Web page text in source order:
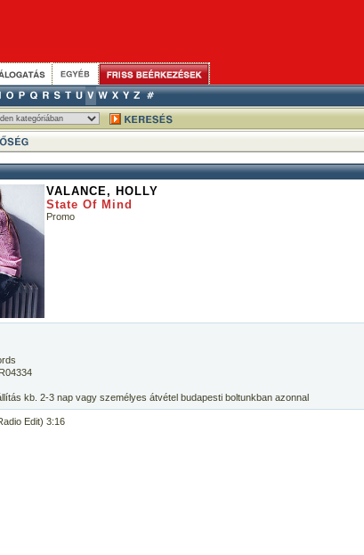
VALANCE, HOLLY
State Of Mind
Promo
kb. 2-3 nap vagy személyes átvétel budapesti boltunkban azonnal
Edit) 3:16